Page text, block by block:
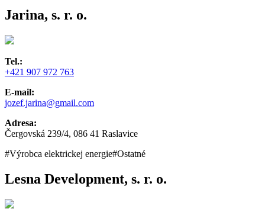
Jarina, s. r. o.
Tel.:
+421 907 972 763
E-mail:
jozef.jarina@gmail.com
Adresa:
Čergovská 239/4, 086 41 Raslavice
#Výrobca elektrickej energie#Ostatné
Lesna Development, s. r. o.